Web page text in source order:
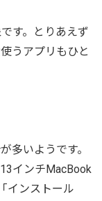
す。とりあえず
うアプリもひと
多いようです。
インチMacBook
インストール